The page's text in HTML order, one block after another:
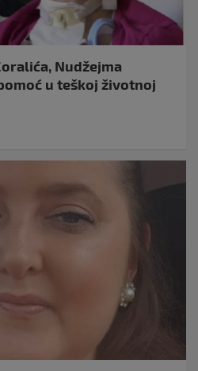
Nudžejma
u teškoj životnoj